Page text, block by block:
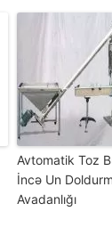
Avtomatik Toz
İncə Un
Avadanlığı